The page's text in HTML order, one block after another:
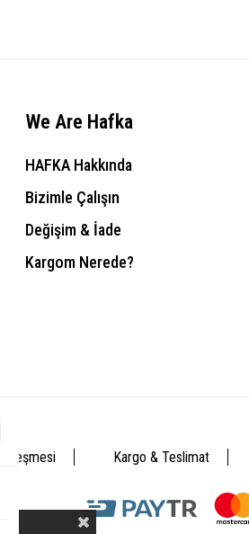
We Are Hafka
HAFKA Hakkında
Bizimle Çalışın
Değişim & İade
Kargom Nerede?
Kargo & Teslimat